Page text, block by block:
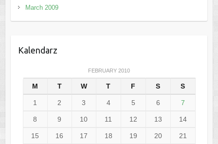
March 2009
Kalendarz
FEBRUARY 2010
M T W T F S S
1 2 3 4 5 6 7
8 9 10 11 12 13 14
15 16 17 18 19 20 21